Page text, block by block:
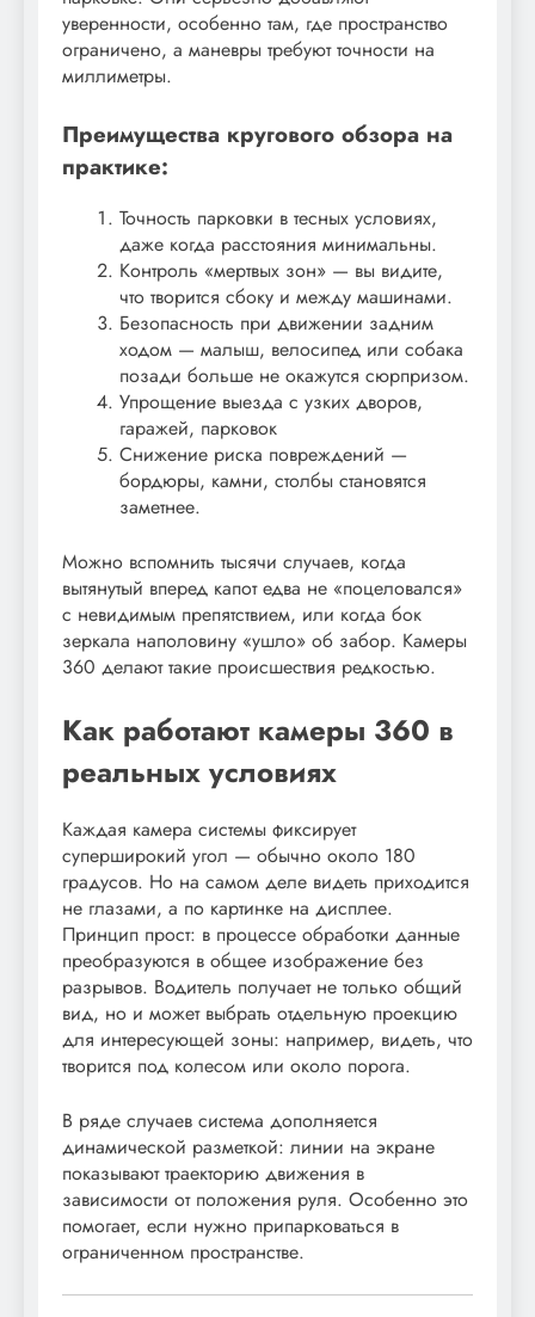
уверенности, особенно там, где пространство
ограничено, а маневры требуют точности на
миллиметры.
Преимущества кругового обзора на
практике:
Точность парковки в тесных условиях,
даже когда расстояния минимальны.
Контроль «мертвых зон» — вы видите,
что творится сбоку и между машинами.
Безопасность при движении задним
ходом — малыш, велосипед или собака
позади больше не окажутся сюрпризом.
Упрощение выезда с узких дворов,
гаражей, парковок
Снижение риска повреждений —
бордюры, камни, столбы становятся
заметнее.
Можно вспомнить тысячи случаев, когда
вытянутый вперед капот едва не «поцеловался»
с невидимым препятствием, или когда бок
зеркала наполовину «ушло» об забор. Камеры
360 делают такие происшествия редкостью.
Как работают камеры 360 в
реальных условиях
Каждая камера системы фиксирует
суперширокий угол — обычно около 180
градусов. Но на самом деле видеть приходится
не глазами, а по картинке на дисплее.
Принцип прост: в процессе обработки данные
преобразуются в общее изображение без
разрывов. Водитель получает не только общий
вид, но и может выбрать отдельную проекцию
для интересующей зоны: например, видеть, что
творится под колесом или около порога.
В ряде случаев система дополняется
динамической разметкой: линии на экране
показывают траекторию движения в
зависимости от положения руля. Особенно это
помогает, если нужно припарковаться в
ограниченном пространстве.